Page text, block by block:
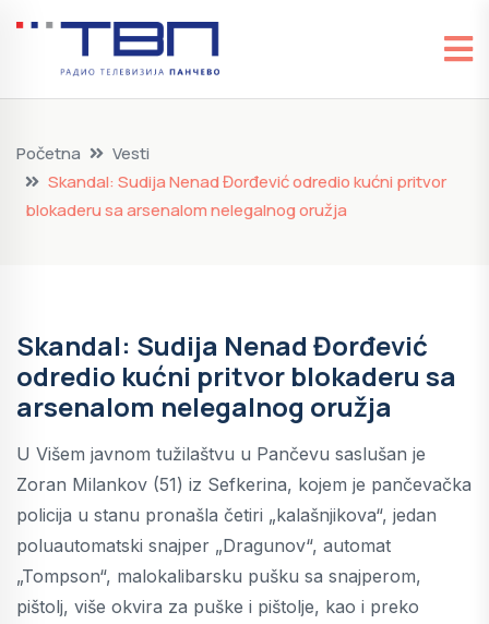
Početna
Vesti
Skandal: Sudija Nenad Đorđević odredio kućni pritvor
blokaderu sa arsenalom nelegalnog oružja
Skandal: Sudija Nenad Đorđević
odredio kućni pritvor blokaderu sa
arsenalom nelegalnog oružja
U Višem javnom tužilaštvu u Pančevu saslušan je
Zoran Milankov (51) iz Sefkerina, kojem je pančevačka
policija u stanu pronašla četiri „kalašnjikova“, jedan
poluautomatski snajper „Dragunov“, automat
„Tompson“, malokalibarsku pušku sa snajperom,
pištolj, više okvira za puške i pištolje, kao i preko